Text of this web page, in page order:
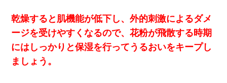
乾燥すると肌機能が低下し、外的刺激によるダメ
ージを受けやすくなるので、花粉が飛散する時期
にはしっかりと保湿を行ってうるおいをキープし
ましょう。